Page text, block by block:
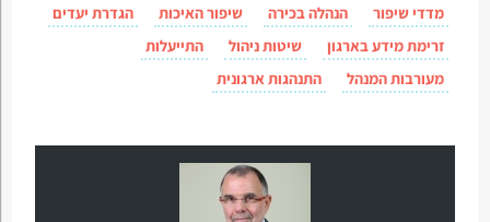
מדדי שיפור הנהלה בכירה שיפור האיכות
הגדרת יעדים
זרימת מידע בארגון
שיטות ניהול
התייעלות
מעורבות המנהל
התנהגות ארגונית